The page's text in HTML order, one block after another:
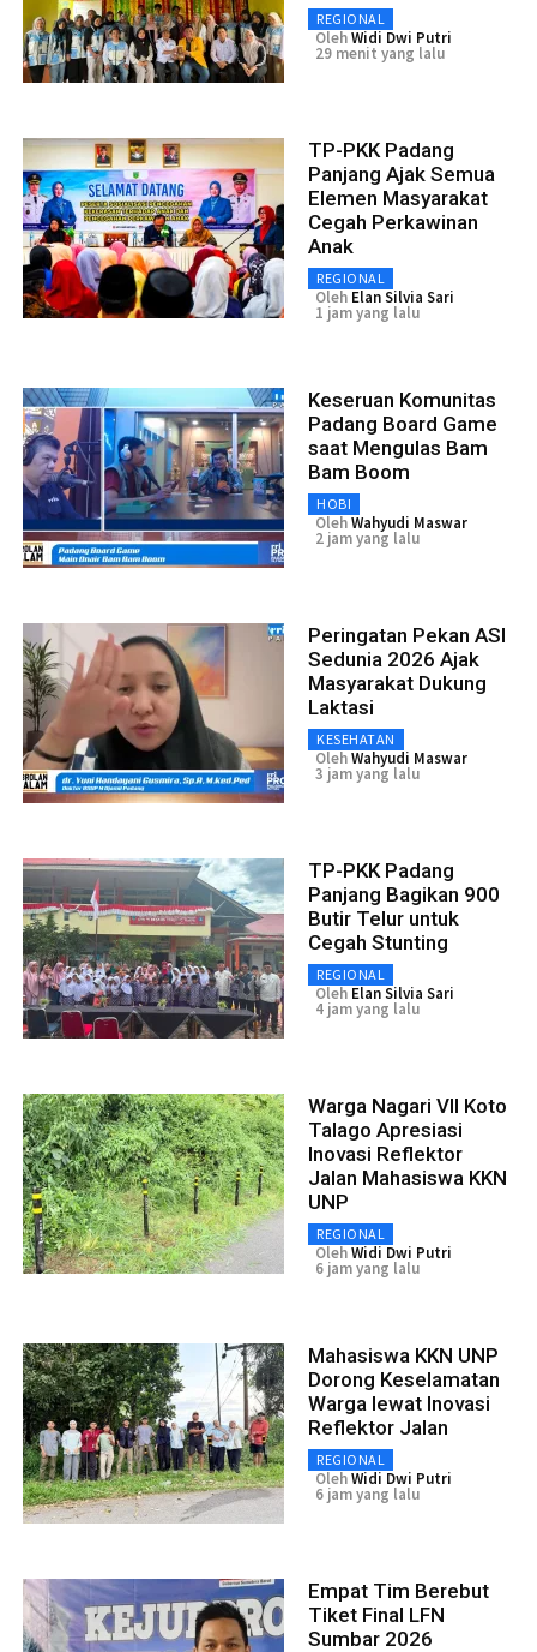
REGIONAL
OlehWidi Dwi Putri
29 menit yang lalu
TP-PKK Padang
Panjang Ajak Semua
Elemen Masyarakat
Cegah Perkawinan
Anak
REGIONAL
Oleh Elan Silvia Sari
1 jam yang lalu
Keseruan Komunitas
Padang Board Game
saat Mengulas Bam
Bam Boom
HOBI
OlehWahyudi Maswar
2 jam yang lalu
Peringatan Pekan ASI
Sedunia 2026 Ajak
Masyarakat Dukung
Laktasi
KESEHATAN
OlehWahyudi Maswar
3 jam yang lalu
TP-PKK Padang
Panjang Bagikan 900
Butir Telur untuk
Cegah Stunting
REGIONAL
Oleh Elan Silvia Sari
4 jam yang lalu
Warga Nagari VII Koto
Talago Apresiasi
Inovasi Reflektor
Jalan Mahasiswa KKN
UNP
REGIONAL
OlehWidi Dwi Putri
6 jam yang lalu
Mahasiswa KKN UNP
Dorong Keselamatan
Warga lewat Inovasi
Reflektor Jalan
REGIONAL
OlehWidi Dwi Putri
6 jam yang lalu
Empat Tim Berebut
Tiket Final LFN
Sumbar 2026